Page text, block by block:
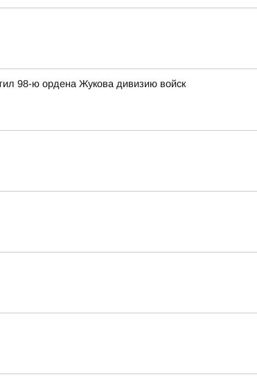
98-ю ордена Жукова дивизию войск